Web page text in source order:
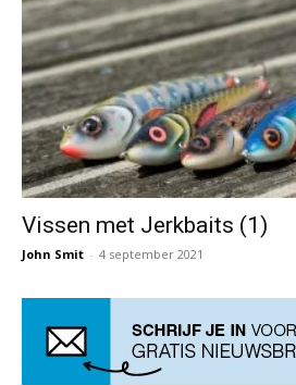
Vissen met Jerkbaits (1)
John Smit - 4 september 2021